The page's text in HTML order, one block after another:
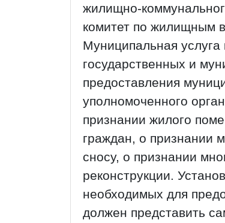
жилищно-
комитет по жилищным
Муниципальная
государственных и
предоставления
уполномоченного
признании жилого
граждан, о признании
сносу, о признании
реконструкции.
необходимых для
должен представить